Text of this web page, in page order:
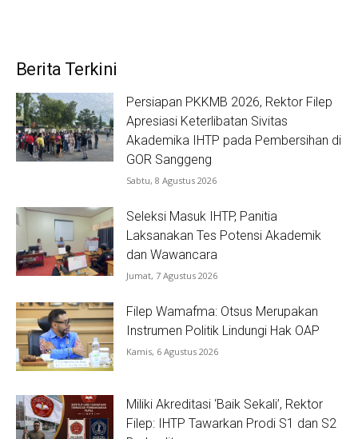
Berita Terkini
Persiapan PKKMB 2026, Rektor Filep
Apresiasi Keterlibatan Sivitas
Akademika IHTP pada Pembersihan di
GOR Sanggeng
Sabtu, 8 Agustus 2026
Seleksi Masuk IHTP, Panitia
Laksanakan Tes Potensi Akademik
dan Wawancara
Jumat, 7 Agustus 2026
Filep Wamafma: Otsus Merupakan
Instrumen Politik Lindungi Hak OAP
Kamis, 6 Agustus 2026
Miliki Akreditasi ‘Baik Sekali’, Rektor
Filep: IHTP Tawarkan Prodi S1 dan S2